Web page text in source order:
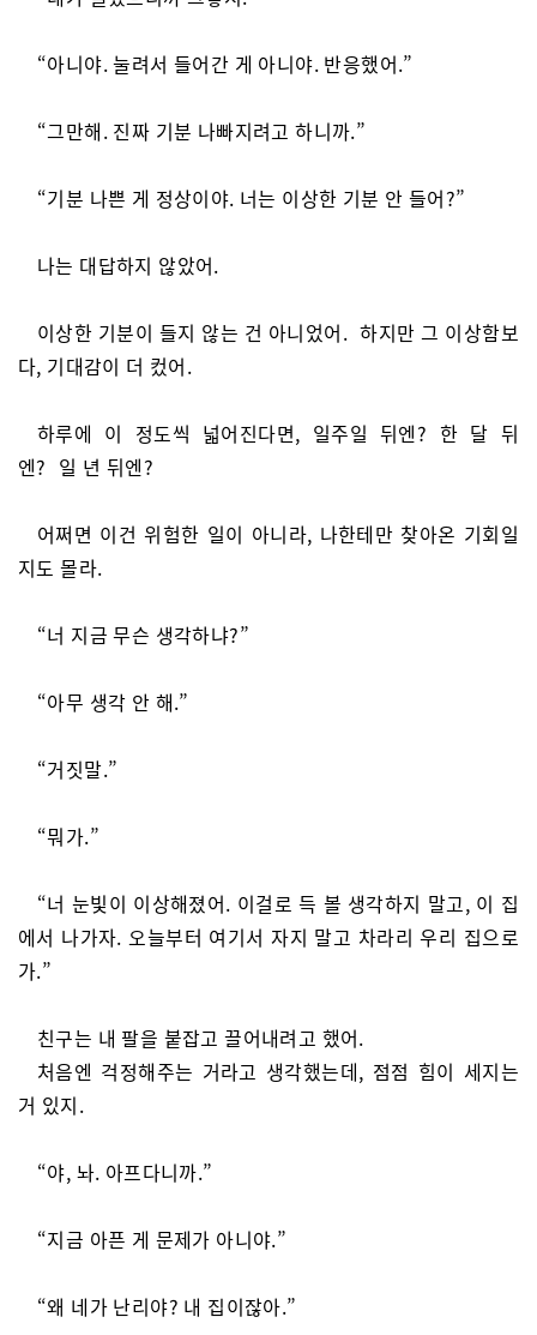
“아니야. 눌려서 들어간 게 아니야. 반응했어.”
“그만해. 진짜 기분 나빠지려고 하니까.”
“기분 나쁜 게 정상이야. 너는 이상한 기분 안 들어?”
나는 대답하지 않았어.
이상한 기분이 들지 않는 건 아니었어. 하지만 그 이상함보
다, 기대감이 더 컸어.
하루에 이 정도씩 넓어진다면, 일주일 뒤엔? 한 달 뒤
엔? 일 년 뒤엔?
어쩌면 이건 위험한 일이 아니라, 나한테만 찾아온 기회일
지도 몰라.
“너 지금 무슨 생각하냐?”
“아무 생각 안 해.”
“거짓말.”
“뭐가.”
“너 눈빛이 이상해졌어. 이걸로 득 볼 생각하지 말고, 이 집
에서 나가자. 오늘부터 여기서 자지 말고 차라리 우리 집으로
가.”
친구는 내 팔을 붙잡고 끌어내려고 했어.
처음엔 걱정해주는 거라고 생각했는데, 점점 힘이 세지는
거 있지.
“야, 놔. 아프다니까.”
“지금 아픈 게 문제가 아니야.”
“왜 네가 난리야? 내 집이잖아.”